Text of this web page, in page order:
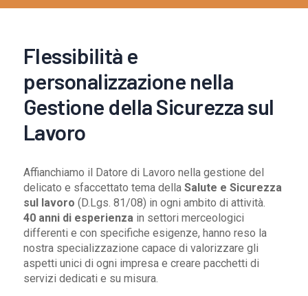
Flessibilità e
personalizzazione nella
Gestione della Sicurezza sul
Lavoro
Affianchiamo il Datore di Lavoro nella gestione del
delicato e sfaccettato tema della Salute e Sicurezza
sul lavoro (D.Lgs. 81/08) in ogni ambito di attività.
40 anni di esperienzain settori merceologici
differenti e con specifiche esigenze, hanno reso la
nostra specializzazione capace di valorizzare gli
aspetti unici di ogni impresa e creare pacchetti di
servizi dedicati e su misura.